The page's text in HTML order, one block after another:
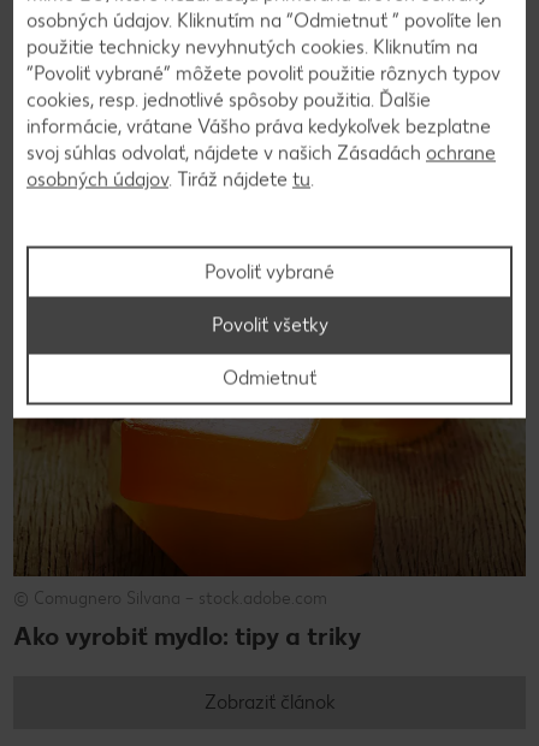
© gelmold – stock.adobe.com
Ako kreatívne darovať peniaze: päť
originálnych nápadov
Zobraziť článok
© Comugnero Silvana – stock.adobe.com
Ako vyrobiť mydlo: tipy a triky
Zobraziť článok
osobných údajov. Kliknutím na “Odmietnuť ” povolíte len
použitie technicky nevyhnutých cookies. Kliknutím na
“Povoliť vybrané” môžete povoliť použitie rôznych typov
cookies, resp. jednotlivé spôsoby použitia. Ďalšie
informácie, vrátane Vášho práva kedykoľvek bezplatne
svoj súhlas odvolať, nájdete v našich Zásadách ochrane
osobných údajov. Tiráž nájdete tu.
Povoliť vybrané
Odmietnuť
Povoliť všetky